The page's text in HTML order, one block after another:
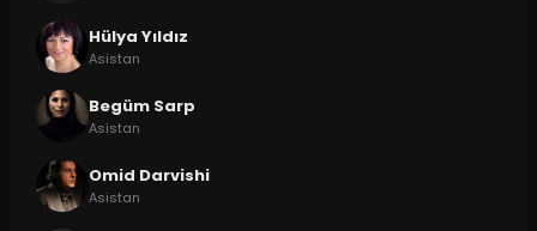
Hülya Yıldız
Asistan
Begüm Sarp
Asistan
Omid Darvishi
Asistan